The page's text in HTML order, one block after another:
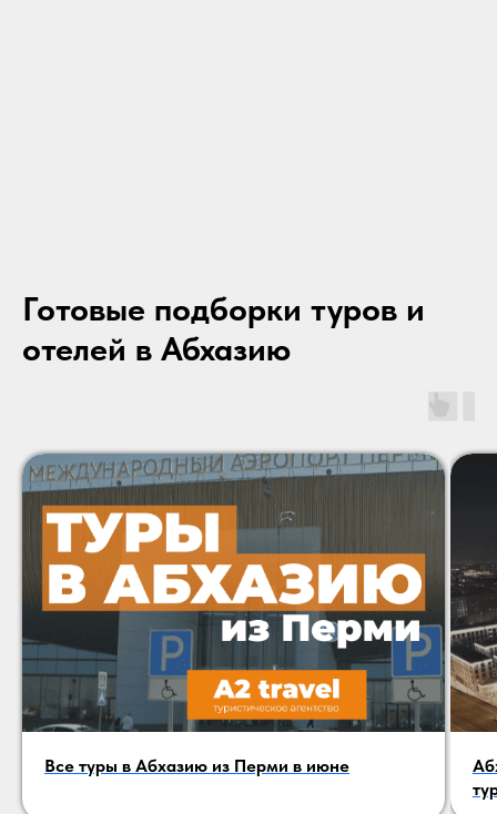
Готовые подборки туров и
отелей в Абхазию
Все туры в Абхазию из Перми в июне